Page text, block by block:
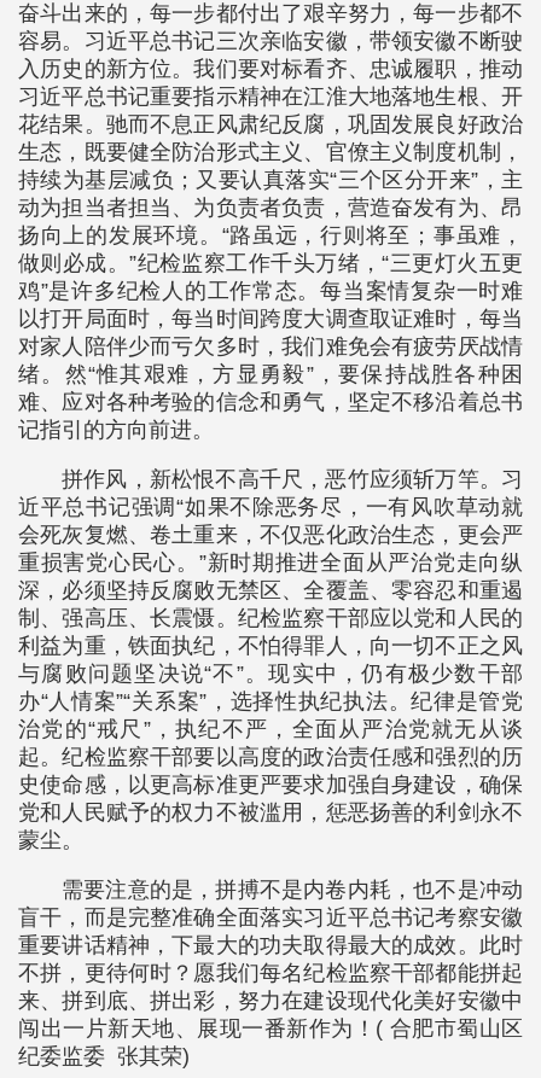
奋斗出来的，每一步都付出了艰辛努力，每一步都不
容易。习近平总书记三次亲临安徽，带领安徽不断驶
入历史的新方位。我们要对标看齐、忠诚履职，推动
习近平总书记重要指示精神在江淮大地落地生根、开
花结果。驰而不息正风肃纪反腐，巩固发展良好政治
生态，既要健全防治形式主义、官僚主义制度机制，
持续为基层减负；又要认真落实“三个区分开来”，主
动为担当者担当、为负责者负责，营造奋发有为、昂
扬向上的发展环境。“路虽远，行则将至；事虽难，
做则必成。”纪检监察工作千头万绪，“三更灯火五更
鸡”是许多纪检人的工作常态。每当案情复杂一时难
以打开局面时，每当时间跨度大调查取证难时，每当
对家人陪伴少而亏欠多时，我们难免会有疲劳厌战情
绪。然“惟其艰难，方显勇毅”，要保持战胜各种困
难、应对各种考验的信念和勇气，坚定不移沿着总书
记指引的方向前进。
拼作风，新松恨不高千尺，恶竹应须斩万竿。习
近平总书记强调“如果不除恶务尽，一有风吹草动就
会死灰复燃、卷土重来，不仅恶化政治生态，更会严
重损害党心民心。”新时期推进全面从严治党走向纵
深，必须坚持反腐败无禁区、全覆盖、零容忍和重遏
制、强高压、长震慑。纪检监察干部应以党和人民的
利益为重，铁面执纪，不怕得罪人，向一切不正之风
与腐败问题坚决说“不”。现实中，仍有极少数干部
办“人情案”“关系案”，选择性执纪执法。纪律是管党
治党的“戒尺”，执纪不严，全面从严治党就无从谈
起。纪检监察干部要以高度的政治责任感和强烈的历
史使命感，以更高标准更严要求加强自身建设，确保
党和人民赋予的权力不被滥用，惩恶扬善的利剑永不
蒙尘。
需要注意的是，拼搏不是内卷内耗，也不是冲动
盲干，而是完整准确全面落实习近平总书记考察安徽
重要讲话精神，下最大的功夫取得最大的成效。此时
不拼，更待何时？愿我们每名纪检监察干部都能拼起
来、拼到底、拼出彩，努力在建设现代化美好安徽中
闯出一片新天地、展现一番新作为！( 合肥市蜀山区
纪委监委 张其荣)